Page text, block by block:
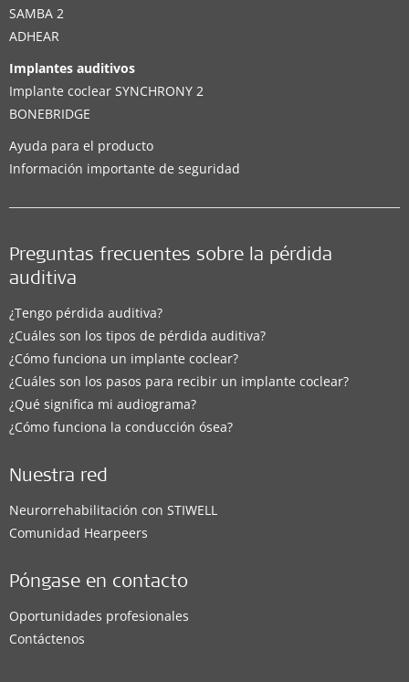
SAMBA 2
ADHEAR
Implantes auditivos
Implante coclear SYNCHRONY 2
BONEBRIDGE
Ayuda para el producto
Información importante de seguridad
Preguntas frecuentes sobre la pérdida
auditiva
¿Tengo pérdida auditiva?
¿Cuáles son los tipos de pérdida auditiva?
¿Cómo funciona un implante coclear?
¿Cuáles son los pasos para recibir un implante coclear?
¿Qué significa mi audiograma?
¿Cómo funciona la conducción ósea?
Nuestra red
Neurorrehabilitación con STIWELL
Comunidad Hearpeers
Póngase en contacto
Oportunidades profesionales
Contáctenos